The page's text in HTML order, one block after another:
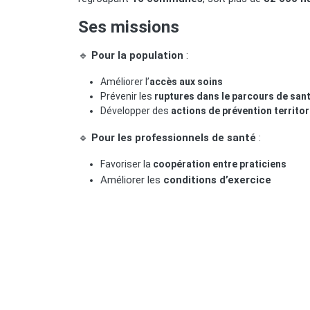
Ses missions
🔹 Pour la population :
Améliorer l’accès aux soins
Prévenir les ruptures dans le parcours de
Développer des actions de prévention
🔹 Pour les professionnels de santé :
Favoriser la coopération entre praticiens
Améliorer les conditions d’exercice